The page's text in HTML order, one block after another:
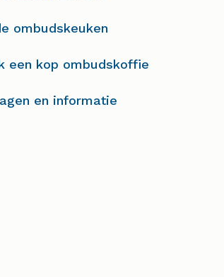
ombudskeuken
een kop ombudskoffie
en informatie